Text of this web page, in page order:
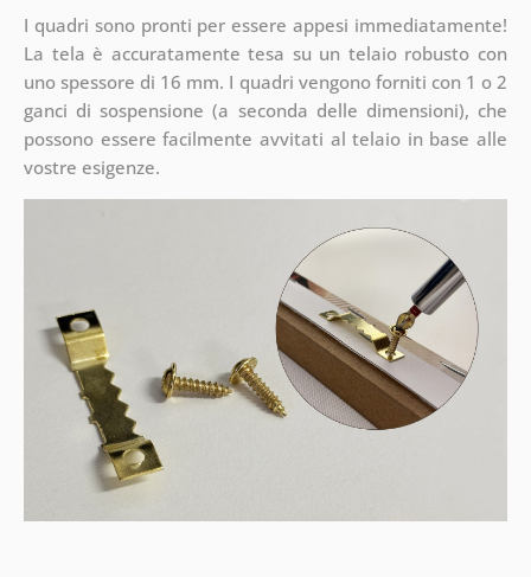
I quadri sono pronti per essere appesi immediatamente!
La tela è accuratamente tesa su un telaio robusto con
uno spessore di 16 mm. I quadri vengono forniti con 1 o 2
ganci di sospensione (a seconda delle dimensioni), che
possono essere facilmente avvitati al telaio in base alle
vostre esigenze.